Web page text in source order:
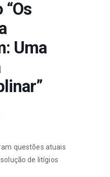
Uma
questões atuais
de litígios